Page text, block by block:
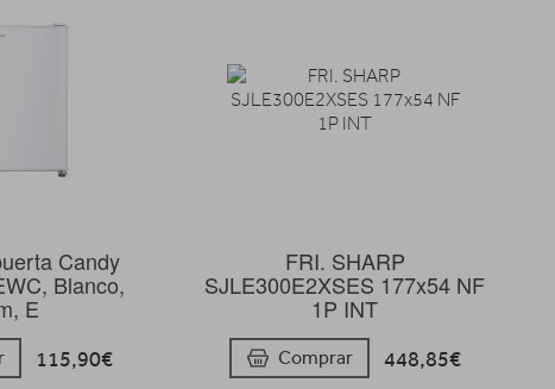
Candy
Blanco,
E
115,90€
FRI. SHARP
SJLE300E2XSES 177x54 NF
1P INT
Comprar 448,85€